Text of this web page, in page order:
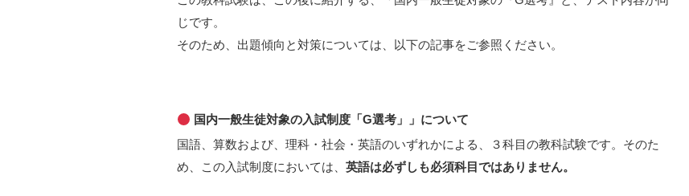
じです。
そのため、出題傾向と対策については、以下の記事をご参照ください。
国内一般生徒対象の入試制度「G選考」」について
国語、算数および、理科・社会・英語のいずれかによる、３科目の教科試験です。そのた
め、この入試制度においては、 英語は必ずしも必須科目ではありません。